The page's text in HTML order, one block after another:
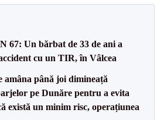
67: Un bărbat de 33 de ani a
cu un TIR, în Vâlcea
amâna până joi dimineață
pe Dunăre pentru a evita
există un minim risc, operațiunea